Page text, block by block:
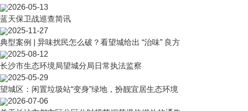
2026-05-13
蓝天保卫战巡查简讯
2025-11-27
典型案例 | 异味扰民怎么破？看望城给出 “治味” 良方
2025-08-12
长沙市生态环境局望城分局日常执法监察
2025-05-29
望城区：闲置垃圾站“变身”绿地，扮靓宜居生态环境
2026-07-06